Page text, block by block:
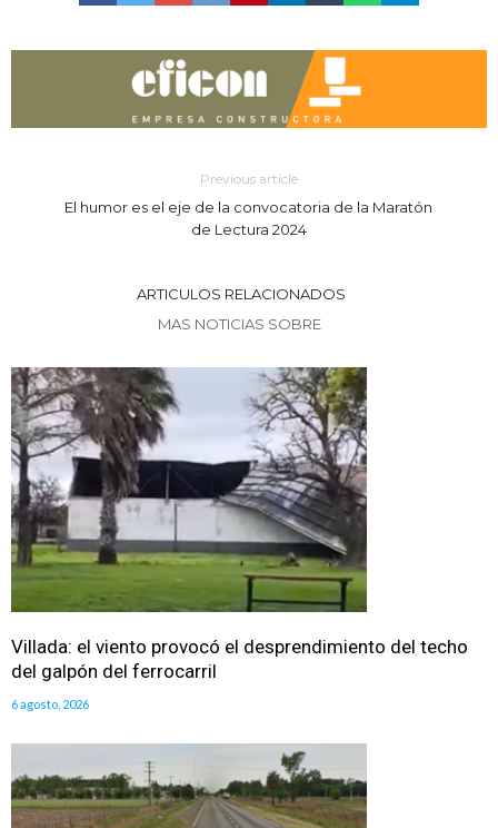
Previous article
El humor es el eje de la convocatoria de la Maratón
de Lectura 2024
ARTICULOS RELACIONADOS
MAS NOTICIAS SOBRE
Villada: el viento provocó el desprendimiento del techo
del galpón del ferrocarril
6 agosto, 2026